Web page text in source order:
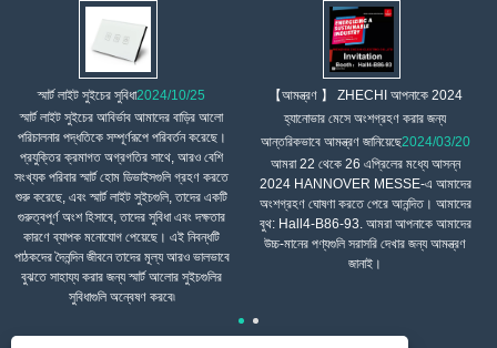
স্মার্ট লাইট সুইচের সুবিধা2024/10/25
স্মার্ট লাইট সুইচের আবির্ভাব আমাদের বাড়ির আলো
পরিচালনার পদ্ধতিকে সম্পূর্ণরূপে পরিবর্তন করেছে।
প্রযুক্তির ক্রমাগত অগ্রগতির সাথে, আরও বেশি
সংখ্যক পরিবার স্মার্ট হোম ডিভাইসগুলি গ্রহণ করতে
শুরু করেছে, এবং স্মার্ট লাইট সুইচগুলি, তাদের একটি
গুরুত্বপূর্ণ অংশ হিসাবে, তাদের সুবিধা এবং দক্ষতার
কারণে ব্যাপক মনোযোগ পেয়েছে। এই নিবন্ধটি
পাঠকদের দৈনন্দিন জীবনে তাদের মূল্য আরও ভালভাবে
বুঝতে সাহায্য করার জন্য স্মার্ট আলোর সুইচগুলির
সুবিধাগুলি অন্বেষণ করবে৷
【আমন্ত্রণ 】 ZHECHI আপনাকে 2024
হ্যানোভার মেসে অংশগ্রহণ করার জন্য
আন্তরিকভাবে আমন্ত্রণ জানিয়েছে2024/03/20
আমরা 22 থেকে 26 এপ্রিলের মধ্যে আসন্ন
2024 HANNOVER MESSE-এ আমাদের
অংশগ্রহণ ঘোষণা করতে পেরে আনন্দিত। আমাদের
বুথ: Hall4-B86-93. আমরা আপনাকে আমাদের
উচ্চ-মানের পণ্যগুলি সরাসরি দেখার জন্য আমন্ত্রণ
জানাই।